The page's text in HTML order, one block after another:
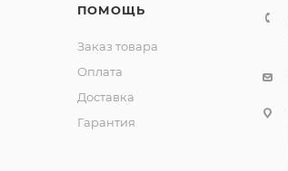
ПОМОЩЬ
Заказ товара
Оплата
Доставка
Гарантия